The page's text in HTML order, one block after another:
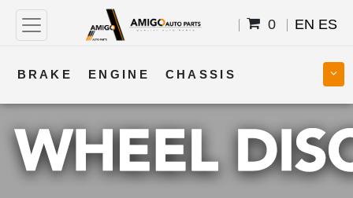
0 EN ES
BRAKE ENGINE CHASSIS
COOLING STEERING BODY
TRANSMISSION FUEL ELECTRICAL